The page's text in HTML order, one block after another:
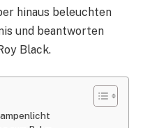
hinaus beleuchten
und beantworten
Black.